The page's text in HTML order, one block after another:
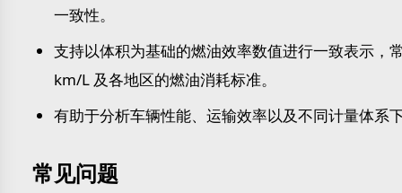
一致性。
支持以体积为基础的燃油效率数值进行一致表示，
km/L 及各地区的燃油消耗标准。
有助于分析车辆性能、运输效率以及不同计量体系
常见问题